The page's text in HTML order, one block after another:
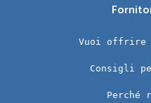
Vuoi
Consigli
Perché